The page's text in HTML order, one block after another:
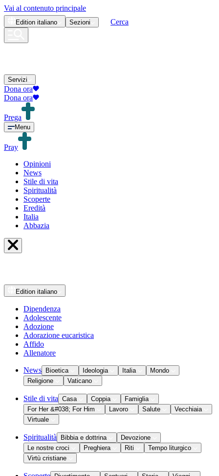
Vai al contenuto principale
Edition italiano Sezioni Cerca
Servizi
Dona ora
Dona ora
Prega
Menu
Pray
Opinioni
News
Stile di vita
Spiritualità
Scoperte
Eredità
Italia
Abbazia
Edition italiano
Dipendenza
Adolescente
Adozione
Adorazione eucaristica
Affido
Allenatore
News Bioetica Ideologia Italia
Mondo
Religione
Vaticano
Stile di vita Casa Coppia
Famiglia
For Her &#038; For Him
Lavoro Salute
Vecchiaia
Virtuale
Spiritualità Bibbia e dottrina
Devozione
Le nostre croci
Preghiera Riti
Tempo liturgico
Virtù cristiane